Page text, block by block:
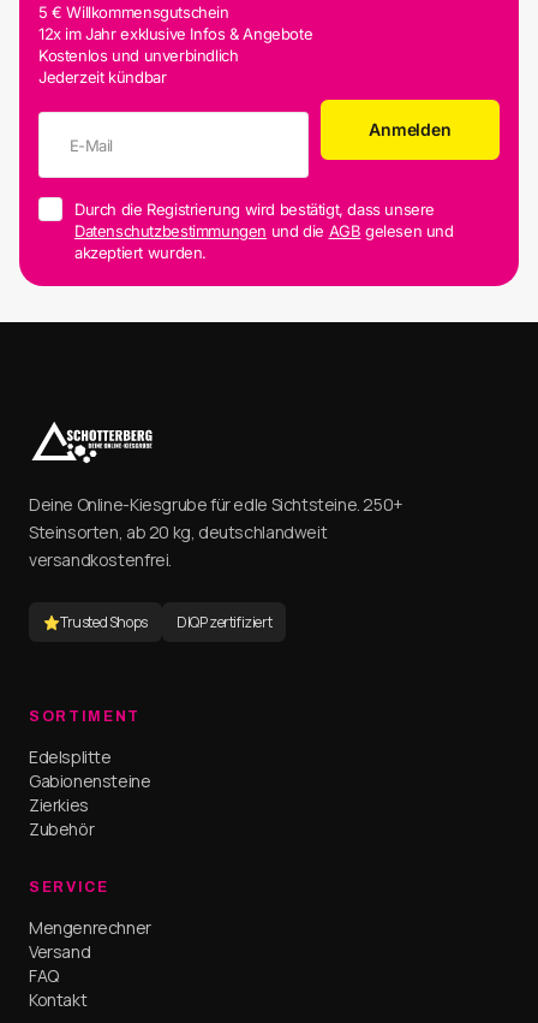
5 € Willkommensgutschein
12x im Jahr exklusive Infos & Angebote
Kostenlos und unverbindlich
Jederzeit kündbar
Anmelden
Durch die Registrierung wird bestätigt, dass unsere
Datenschutzbestimmungen und die AGB gelesen und
akzeptiert wurden.
Deine Online-Kiesgrube für edle Sichtsteine. 250+
Steinsorten, ab 20 kg, deutschlandweit
versandkostenfrei.
Trusted Shops DIQP zertifiziert
SORTIMENT
Edelsplitte
Gabionensteine
Zierkies
Zubehör
SERVICE
Mengenrechner
Versand
FAQ
Kontakt